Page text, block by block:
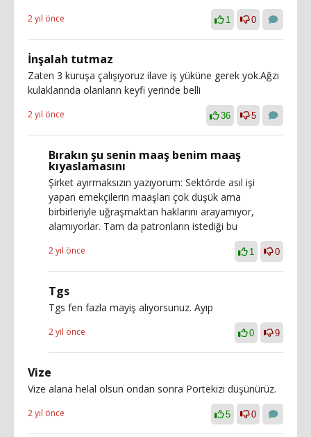
2 yıl önce 1 0
İnşalah tutmaz
Zaten 3 kuruşa çalışıyoruz ilave iş yüküne gerek yok.Ağzı
kulaklarında olanların keyfi yerinde belli
2 yıl önce 36 5
Bırakın şu senin maaş benim maaş
kıyaslamasını
Şirket ayırmaksızın yazıyorum: Sektörde asıl işi
yapan emekçilerin maaşları çok düşük ama
birbirleriyle uğraşmaktan haklarını arayamıyor,
alamıyorlar. Tam da patronların istediği bu
2 yıl önce 1 0
Tgs
Tgs fen fazla mayiş alıyorsunuz. Ayıp
2 yıl önce 0 9
Vize
Vize alana helal olsun ondan sonra Portekizi düşünürüz.
2 yıl önce 5 0